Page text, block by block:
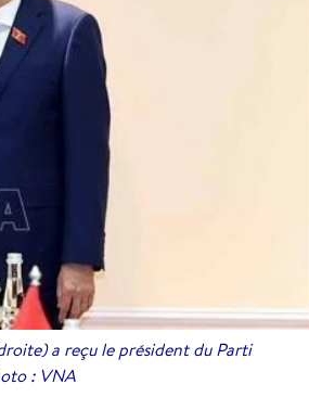
a reçu le président du Parti
: VNA